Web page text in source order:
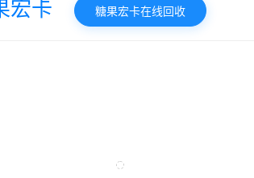
宏卡 糖果宏卡在线回收